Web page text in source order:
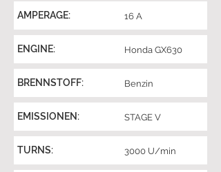
AMPERAGE: 16 A
ENGINE: Honda GX630
BRENNSTOFF: Benzin
EMISSIONEN: STAGE V
TURNS: 3000 U/min